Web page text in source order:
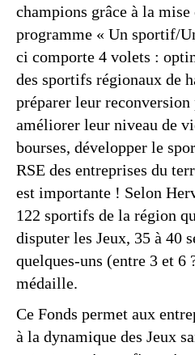
champions grâce à la
programme « Un sportif/
ci comporte 4 volets :
des sportifs régionaux de
préparer leur
améliorer leur niveau de
bourses, développer le
RSE des entreprises du
est importante ! Selon
122 sportifs de la région
disputer les Jeux, 35 à 40
quelques-uns (entre 3 et 6
médaille.
Ce Fonds permet aux
à la dynamique des Jeux